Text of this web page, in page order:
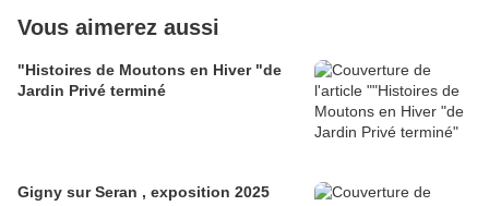
Vous aimerez aussi
"Histoires de Moutons en Hiver "de
Jardin Privé terminé
Gigny sur Seran , exposition 2025